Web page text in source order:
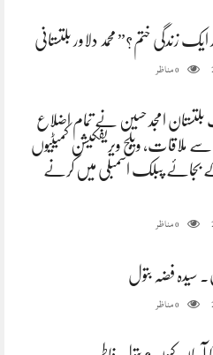
زندگی ختم؟” محمد دلاور بلتستانی
0مناظر
بلتستان امجد حسین نے تمام اضلاع
ملاقات، ویلج ویریفکیشن کمیٹیوں
کے بجائے پبلک اسمبلی میں کرنے
0مناظر
سیدہ فضہ بتول
0مناظر